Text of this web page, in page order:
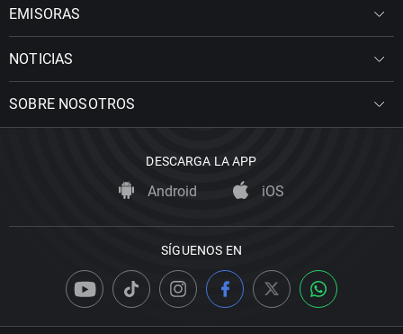
EMISORAS
NOTICIAS
SOBRE NOSOTROS
DESCARGA LA APP
Android iOS
SÍGUENOS EN